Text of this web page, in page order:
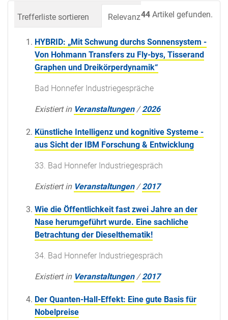
44 Artikel gefunden.
Trefferliste sortieren Relevanz Datum
HYBRID: „Mit Schwung durchs Sonnensystem -
Von Hohmann Transfers zu Fly-bys, Tisserand
Graphen und Dreikörperdynamik“
Bad Honnefer Industriegespräche
Existiert in Veranstaltungen /2026
Künstliche Intelligenz und kognitive Systeme -
aus Sicht der IBM Forschung & Entwicklung
33. Bad Honnefer Industriegespräch
Existiert in Veranstaltungen /2017
Wie die Öffentlichkeit fast zwei Jahre an der
Nase herumgeführt wurde. Eine sachliche
Betrachtung der Dieselthematik!
34. Bad Honnefer Industriegespräch
Existiert in Veranstaltungen /2017
Der Quanten-Hall-Effekt: Eine gute Basis für
Nobelpreise